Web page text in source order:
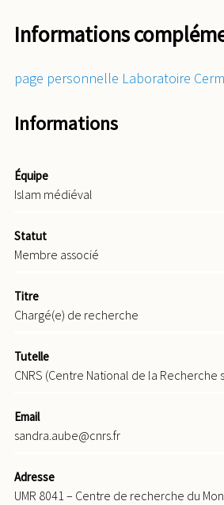
Informations
page personnelle Laboratoire
Informations
Équipe
Islam médiéval
Statut
Membre associé
Titre
Chargé(e) de recherche
Tutelle
CNRS (Centre National de la Recherche
Email
sandra.aube@cnrs.fr
Adresse
UMR 8041 – Centre de recherche du